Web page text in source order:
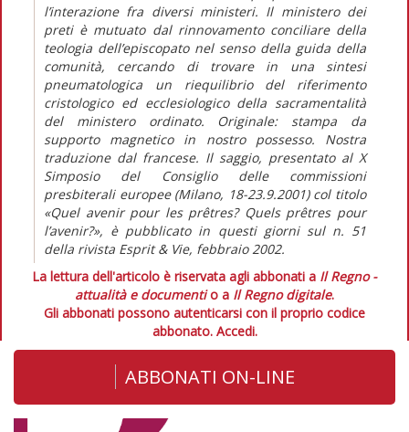
l’interazione fra diversi ministeri. Il ministero dei
preti è mutuato dal rinnovamento conciliare della
teologia dell’episcopato nel senso della guida della
comunità, cercando di trovare in una sintesi
pneumatologica un riequilibrio del riferimento
cristologico ed ecclesiologico della sacramentalità
del ministero ordinato. Originale: stampa da
supporto magnetico in nostro possesso. Nostra
traduzione dal francese. Il saggio, presentato al X
Simposio del Consiglio delle commissioni
presbiterali europee (Milano, 18-23.9.2001) col titolo
«Quel avenir pour les prêtres? Quels prêtres pour
l’avenir?», è pubblicato in questi giorni sul n. 51
della rivista Esprit & Vie, febbraio 2002.
La lettura dell'articolo è riservata agli abbonati a Il Regno -
attualità e documentio a Il Regno digitale.
Gli abbonati possono autenticarsi con il proprio codice
abbonato. Accedi.
ABBONATI ON-LINE